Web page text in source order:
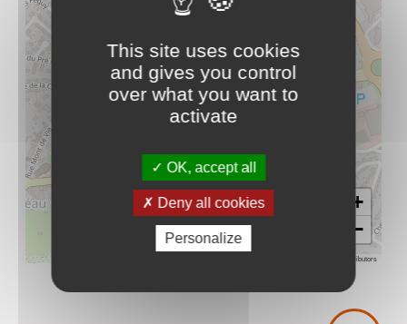
+
−
contributors
This site uses cookies
and gives you control
over what you want to
activate
OK, accept all
Deny all cookies
Personalize